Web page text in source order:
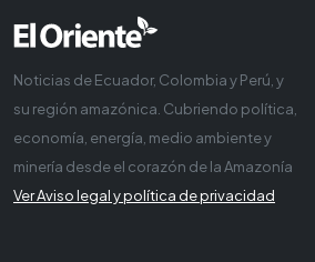
Noticias de Ecuador, Colombia y Perú, y
su región amazónica. Cubriendo política,
economía, energía, medio ambiente y
minería desde el corazón de la Amazonía
Ver Aviso legal y política de privacidad